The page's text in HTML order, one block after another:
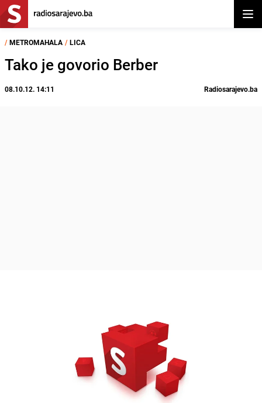
/ METROMAHALA / LICA
Tako je govorio Berber
08.10.12. 14:11 Radiosarajevo.ba